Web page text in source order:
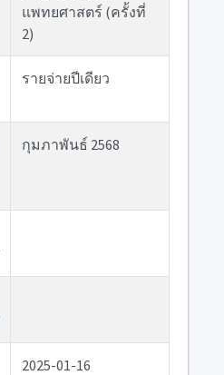
แพทยศาสตร์ (ครั้งที่
2)
รายจ่ายปีเดียว
กุมภาพันธ์ 2568
2025-01-16